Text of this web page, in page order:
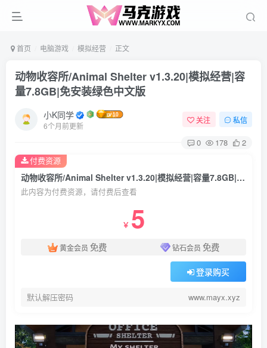
首页 电脑游戏 模拟经营 正文
动物收容所/Animal Shelter v1.3.20|模拟经营|容
量7.8GB|免安装绿色中文版
小K同学
6个月前更新
关注 私信
0 178 2
动物收容所/Animal Shelter v1.3.20|模拟经营|容量7.8GB|免安装绿色中文版
此内容为付费资源，请付费后查看
￥ 5
黄金会员 免费 钻石会员 免费
登录购买
默认解压密码 www.mayx.xyz
付费资源